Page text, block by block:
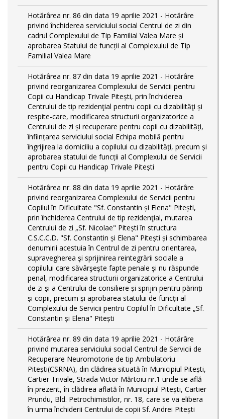
Hotărârea nr. 86 din data 19 aprilie 2021 - Hotărâre
privind închiderea serviciului social Centrul de zi din
cadrul Complexului de Tip Familial Valea Mare și
aprobarea Statului de funcții al Complexului de Tip
Familial Valea Mare
Hotărârea nr. 87 din data 19 aprilie 2021 - Hotărâre
privind reorganizarea Complexului de Servicii pentru
Copii cu Handicap Trivale Pitești, prin închiderea
Centrului de tip rezidenţial pentru copii cu dizabilităţi și
respite-care, modificarea structurii organizatorice a
Centrului de zi și recuperare pentru copii cu dizabilități,
înființarea serviciului social Echipa mobilă pentru
îngrijirea la domiciliu a copilului cu dizabilități, precum și
aprobarea statului de funcții al Complexului de Servicii
pentru Copii cu Handicap Trivale Pitești
Hotărârea nr. 88 din data 19 aprilie 2021 - Hotărâre
privind reorganizarea Complexului de Servicii pentru
Copilul în Dificultate "Sf. Constantin și Elena" Pitești,
prin închiderea Centrului de tip rezidenţial, mutarea
Centrului de zi „Sf. Nicolae" Pitești în structura
C.S.C.C.D. "Sf. Constantin și Elena" Pitești și schimbarea
denumirii acestuia în Centrul de zi pentru orientarea,
supravegherea şi sprijinirea reintegrării sociale a
copilului care săvârşeşte fapte penale şi nu răspunde
penal, modificarea structurii organizatorice a Centrului
de zi și a Centrului de consiliere și sprijin pentru părinți
și copii, precum și aprobarea statului de funcții al
Complexului de Servicii pentru Copilul în Dificultate „Sf.
Constantin și Elena" Pitești
Hotărârea nr. 89 din data 19 aprilie 2021 - Hotărâre
privind mutarea serviciului social Centrul de Servicii de
Recuperare Neuromotorie de tip Ambulatoriu
Pitești(CSRNA), din clădirea situată în Municipiul Pitești,
Cartier Trivale, Strada Victor Mărtoiu nr.1 unde se află
în prezent, în clădirea aflată în Municipiul Pitești, Cartier
Prundu, Bld. Petrochimistilor, nr. 18, care se va elibera
în urma închiderii Centrului de copii Sf. Andrei Pitești